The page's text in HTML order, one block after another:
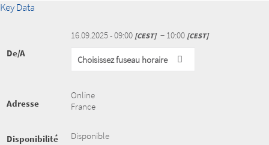
Key Data
De/A
16.09.2025 - 09:00 CEST − 10:00 CEST
Choisissez fuseau horaire
Adresse
Online
France
Disponibilité Disponible